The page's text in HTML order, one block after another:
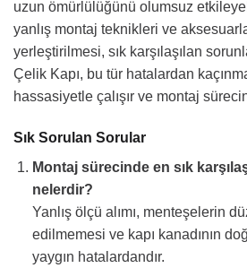
uzun ömürlülüğünü olumsuz
yanlış montaj teknikleri ve
yerleştirilmesi, sık karşılaşılan
Çelik Kapı, bu tür hatalardan
hassasiyetle çalışır ve montaj
Sık Sorulan Sorular
Montaj sürecinde en sık
nelerdir?
Yanlış ölçü alımı, menteşelerin
edilmemesi ve kapı kanadının
yaygın hatalardandır.